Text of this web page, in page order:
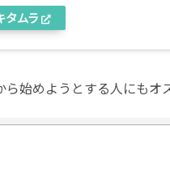
タムラ
始めようとする人にもオ